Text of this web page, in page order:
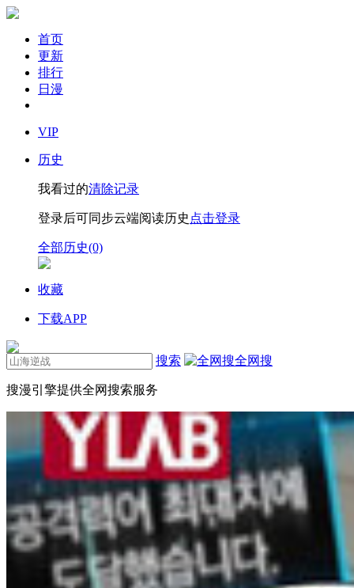
首页
更新
排行
日漫
VIP
历史
我看过的清除记录
登录后可同步云端阅读历史 点击登录
全部历史(0)
收藏
下载APP
搜索 全网搜
搜漫引擎提供全网搜索服务